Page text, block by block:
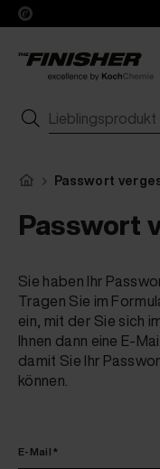
Passwort
Passwort
Sie haben Ihr
Tragen Sie im
ein, mit der Sie sich
Ihnen dann eine E-
damit Sie Ihr
können.
E-Mail *